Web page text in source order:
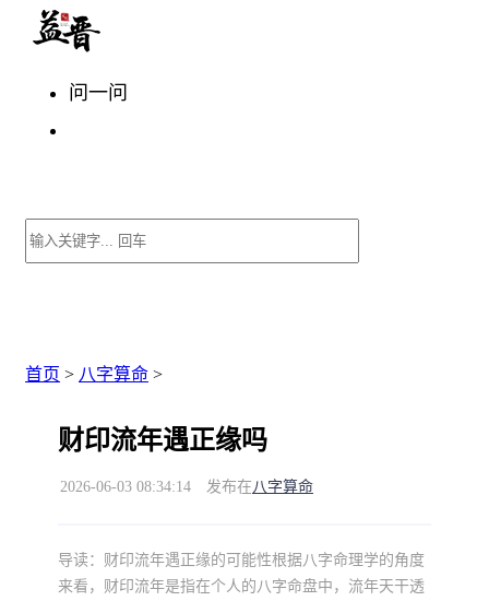
问一问
首页 > 八字算命 >
财印流年遇正缘吗
2026-06-03 08:34:14 发布在八字算命
导读： 财印流年遇正缘的可能性根据八字命理学的角度
来看，财印流年是指在个人的八字命盘中，流年天干透